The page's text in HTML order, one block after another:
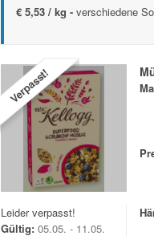
€ 5,53 / kg - verschiedene
Verpasst!
Leider verpasst!
Gültig: 05.05. - 11.05.